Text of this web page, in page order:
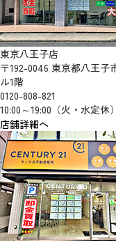
東京八王子店
〒192-0046 東京都八王子
ル1階
0120-808-821
10:00～19:00（火・水定休）
店舗詳細へ